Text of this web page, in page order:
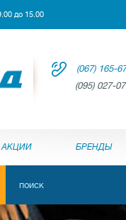
до 15.00
(067) 165-
(095) 027-
АКЦИИ БРЕНДЫ